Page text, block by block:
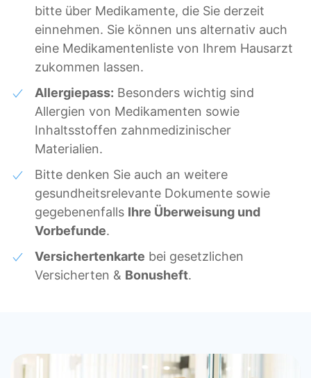
bitte über Medikamente, die Sie derzeit
einnehmen. Sie können uns alternativ auch
eine Medikamentenliste von Ihrem Hausarzt
zukommen lassen.
Allergiepass: Besonders wichtig sind
Allergien von Medikamenten sowie
Inhaltsstoffen zahnmedizinischer
Materialien.
Bitte denken Sie auch an weitere
gesundheitsrelevante Dokumente sowie
gegebenenfalls Ihre Überweisung und
Vorbefunde.
Versichertenkarte bei gesetzlichen
Versicherten & Bonusheft.